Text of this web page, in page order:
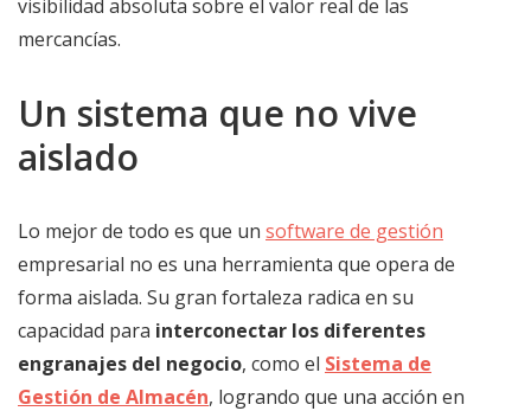
visibilidad absoluta sobre el valor real de las
mercancías.
Un sistema que no vive
aislado
Lo mejor de todo es que un software de gestión
empresarial no es una herramienta que opera de
forma aislada. Su gran fortaleza radica en su
capacidad para interconectar los diferentes
engranajes del negocio, como el Sistema de
Gestión de Almacén, logrando que una acción en